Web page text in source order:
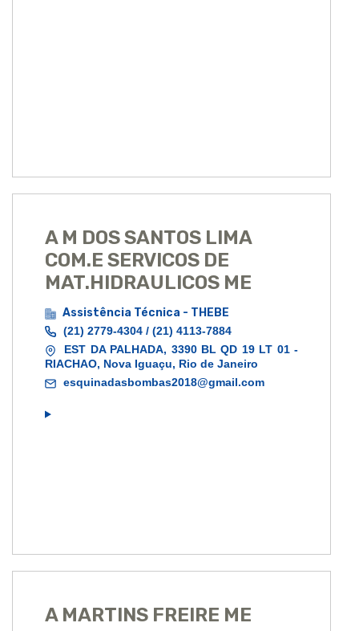
A M DOS SANTOS LIMA
COM.E SERVICOS DE
MAT.HIDRAULICOS ME
Assistência Técnica - THEBE
(21) 2779-4304 / (21) 4113-7884
EST DA PALHADA, 3390 BL QD 19 LT 01 -
RIACHAO, Nova Iguaçu, Rio de Janeiro
esquinadasbombas2018@gmail.com
A MARTINS FREIRE ME